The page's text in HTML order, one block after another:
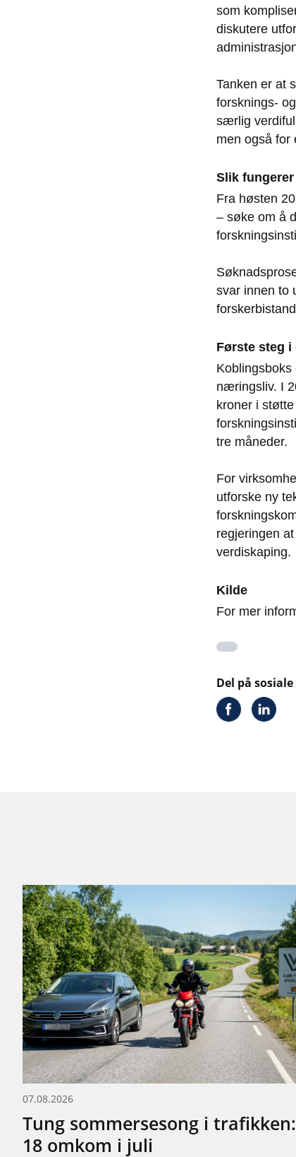
som
diskutere
Tanken er at
forsknings-
særlig
men også for
Slik
Fra høsten
– søke om å
svar innen to
Første steg
næringsliv. I
kroner i
tre måneder.
For
utforske ny
regjeringen
verdiskaping.
Kilde
For mer
Del på
07.08.2026
Tung sommersesong i trafikken:
18 omkom i juli